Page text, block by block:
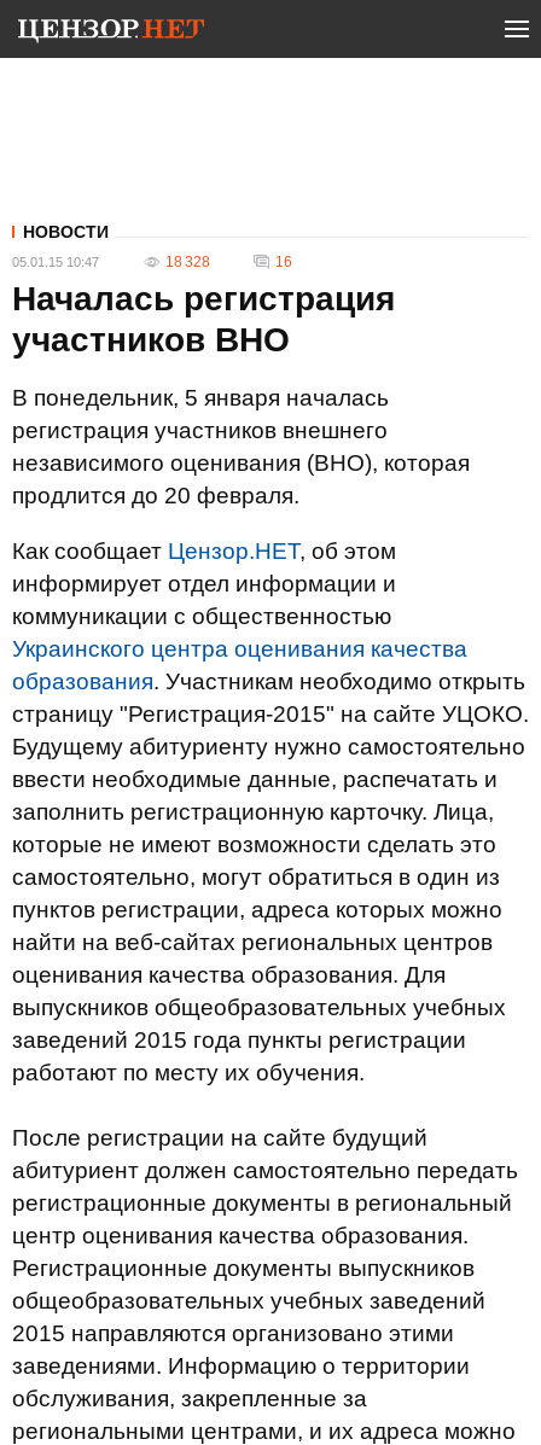
НОВОСТИ
05.01.15 10:47 18 328 16
Началась регистрация
участников ВНО
В понедельник, 5 января началась
регистрация участников внешнего
независимого оценивания (ВНО), которая
продлится до 20 февраля.
Как сообщает Цензор.НЕТ, об этом
информирует отдел информации и
коммуникации с общественностью
Украинского центра оценивания качества
образования. Участникам необходимо открыть
страницу "Регистрация-2015" на сайте УЦОКО.
Будущему абитуриенту нужно самостоятельно
ввести необходимые данные, распечатать и
заполнить регистрационную карточку. Лица,
которые не имеют возможности сделать это
самостоятельно, могут обратиться в один из
пунктов регистрации, адреса которых можно
найти на веб-сайтах региональных центров
оценивания качества образования. Для
выпускников общеобразовательных учебных
заведений 2015 года пункты регистрации
работают по месту их обучения.
После регистрации на сайте будущий
абитуриент должен самостоятельно передать
регистрационные документы в региональный
центр оценивания качества образования.
Регистрационные документы выпускников
общеобразовательных учебных заведений
2015 направляются организовано этими
заведениями. Информацию о территории
обслуживания, закрепленные за
региональными центрами, и их адреса можно